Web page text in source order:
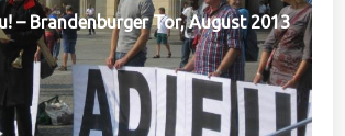
– Brandenburger Tor, August 2013